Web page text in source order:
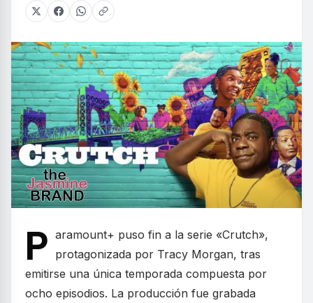
P aramount+ puso fin a la serie «Crutch»,
protagonizada por Tracy Morgan, tras
emitirse una única temporada compuesta por
ocho episodios. La producción fue grabada